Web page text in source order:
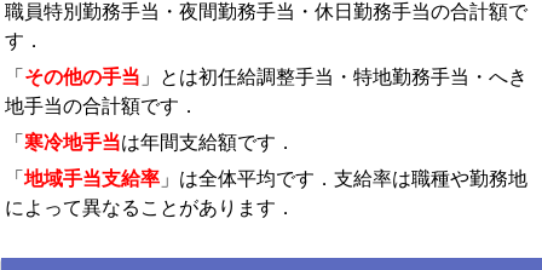
職員特別勤務手当・夜間勤務手当・休日勤務手当の合計額で
す．
「 その他の手当 」とは初任給調整手当・特地勤務手当・へき
地手当の合計額です．
「 寒冷地手当は年間支給額です．
「 地域手当支給率 」は全体平均です．支給率は職種や勤務地
によって異なることがあります．